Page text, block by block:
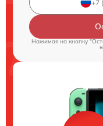
Нажимая на кнопку